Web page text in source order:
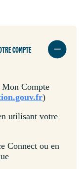
COMPTE
Compte
)
utilisant votre
Connect ou en